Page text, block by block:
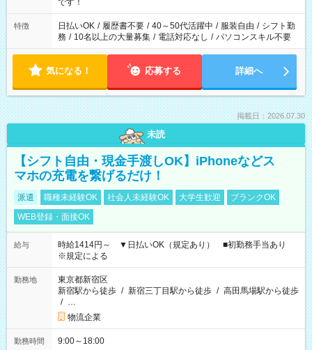
です！
特徴 日払いOK / 履歴書不要 / 40～50代活躍中 / 服装自由 / シフト勤
務 / 10名以上の大量募集 / 電話対応なし / パソコンスキル不要
気になる！ 応募する 詳細へ
掲載日：2026.07.30
未読
【シフト自由・現金手渡しOK】iPhoneなどス
マホの充電を繋げるだけ！
派遣 職種未経験OK 社会人未経験OK 大学生歓迎
ブランクOK
WEB登録・面接OK
給与
時給1414円～ ▼日払いOK（規定あり） ■初勤務手当あり
※規定による
勤務地
東京都新宿区
新宿駅から徒歩 / 新宿三丁目駅から徒歩 / 高田馬場駅から徒歩
/ …
物流企業
勤務時間 9:00～18:00